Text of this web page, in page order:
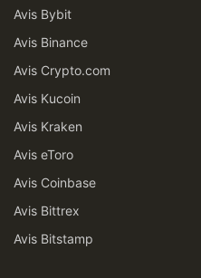
Avis Bybit
Avis Binance
Avis Crypto.com
Avis Kucoin
Avis Kraken
Avis eToro
Avis Coinbase
Avis Bittrex
Avis Bitstamp